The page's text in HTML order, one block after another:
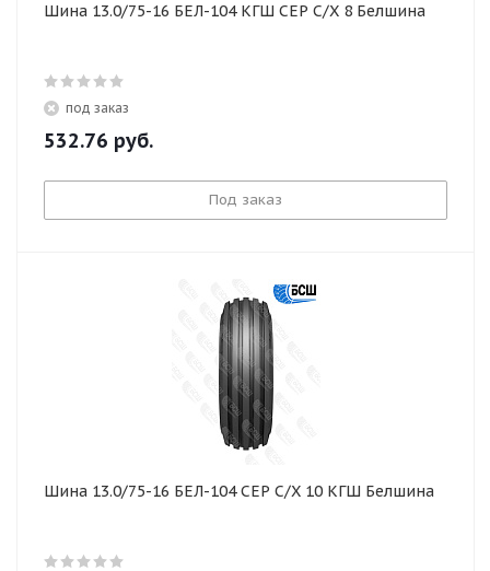
Шина 13.0/75-16 БЕЛ-104 КГШ СЕР С/Х 8 Белшина
под заказ
532.76 руб.
Под заказ
Шина 13.0/75-16 БЕЛ-104 СЕР С/Х 10 КГШ Белшина